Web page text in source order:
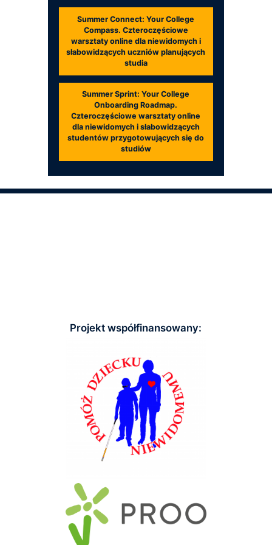
Summer Connect: Your College
Compass. Czteroczęściowe
warsztaty online dla niewidomych i
słabowidzących uczniów planujących
studia
Summer Sprint: Your College
Onboarding Roadmap.
Czteroczęściowe warsztaty online
dla niewidomych i słabowidzących
studentów przygotowujących się do
studiów
Projekt współfinansowany: